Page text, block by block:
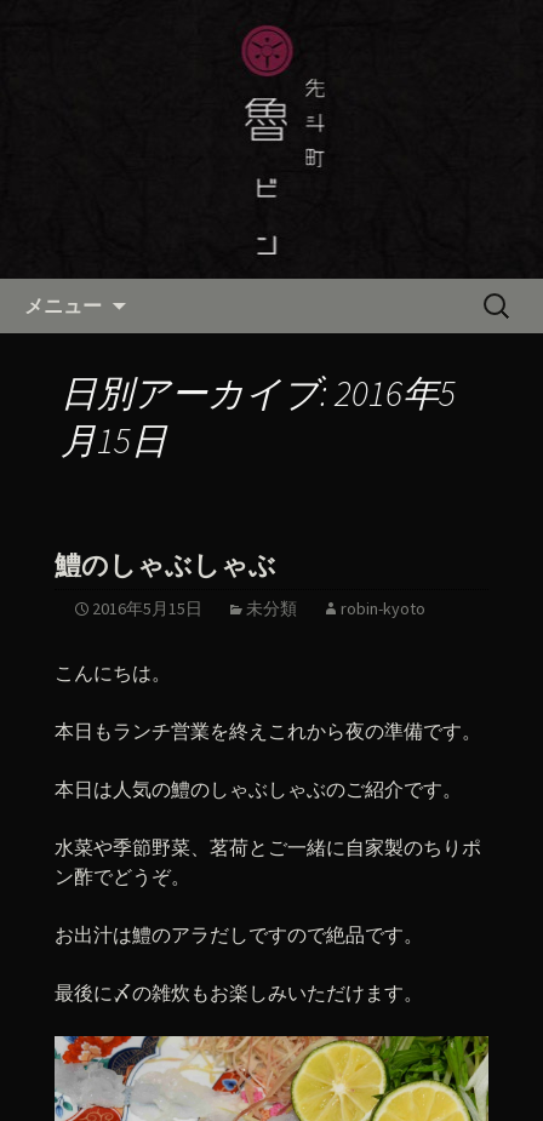
京都・先斗町の京料理・和食
「魯ビン（ろびん）」の公式ブ
京都・先斗町の京町家で美味しい季節
の京料理・和食が自慢の「魯ビン（ろ
びん）」がお店からのお知らせや、お
料理について最新情報をおとどけしま
メニュー
検
日別アーカイブ: 2016年5
月15日
鱧のしゃぶしゃぶ
2016年5月15日 未分類 robin-kyoto
こんにちは。
本日もランチ営業を終えこれから夜の準備です。
本日は人気の鱧のしゃぶしゃぶのご紹介です。
水菜や季節野菜、茗荷とご一緒に自家製のちりポ
ン酢でどうぞ。
お出汁は鱧のアラだしですので絶品です。
最後に〆の雑炊もお楽しみいただけます。